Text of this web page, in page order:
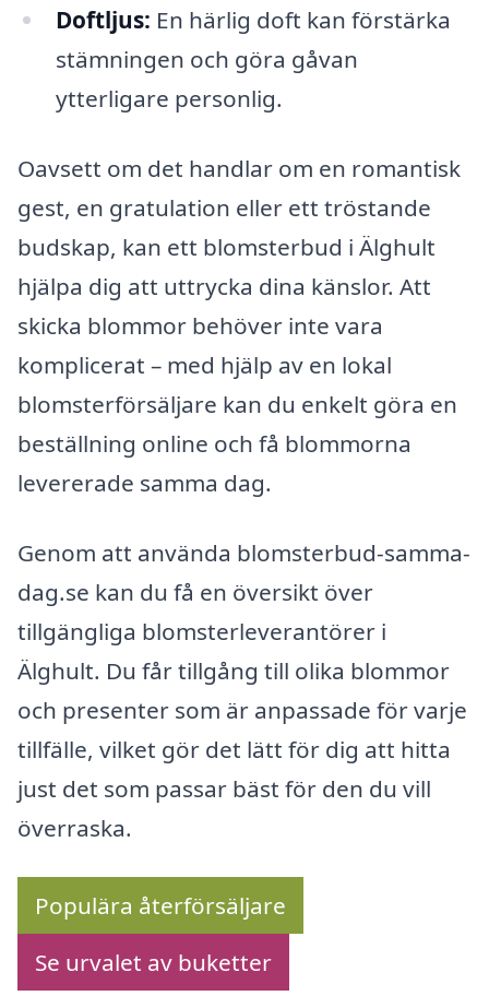
Doftljus: En härlig doft kan förstärka
stämningen och göra gåvan
ytterligare personlig.
Oavsett om det handlar om en romantisk
gest, en gratulation eller ett tröstande
budskap, kan ett blomsterbud i Älghult
hjälpa dig att uttrycka dina känslor. Att
skicka blommor behöver inte vara
komplicerat – med hjälp av en lokal
blomsterförsäljare kan du enkelt göra en
beställning online och få blommorna
levererade samma dag.
Genom att använda blomsterbud-samma-
dag.se kan du få en översikt över
tillgängliga blomsterleverantörer i
Älghult. Du får tillgång till olika blommor
och presenter som är anpassade för varje
tillfälle, vilket gör det lätt för dig att hitta
just det som passar bäst för den du vill
överraska.
Populära återförsäljare
Se urvalet av buketter